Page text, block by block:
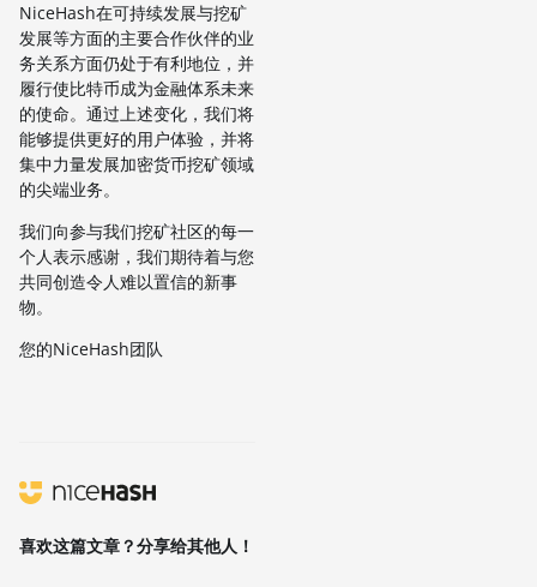
NiceHash在可持续发展与挖矿
发展等方面的主要合作伙伴的业
务关系方面仍处于有利地位，并
履行使比特币成为金融体系未来
的使命。通过上述变化，我们将
能够提供更好的用户体验，并将
集中力量发展加密货币挖矿领域
的尖端业务。
我们向参与我们挖矿社区的每一
个人表示感谢，我们期待着与您
共同创造令人难以置信的新事
物。
您的NiceHash团队
喜欢这篇文章？分享给其他人！